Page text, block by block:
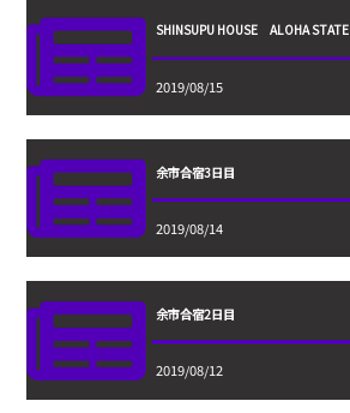
SHINSUPU HOUSE ALOHA STATE
2019/08/15
余市合宿3日目
2019/08/14
余市合宿2日目
2019/08/12